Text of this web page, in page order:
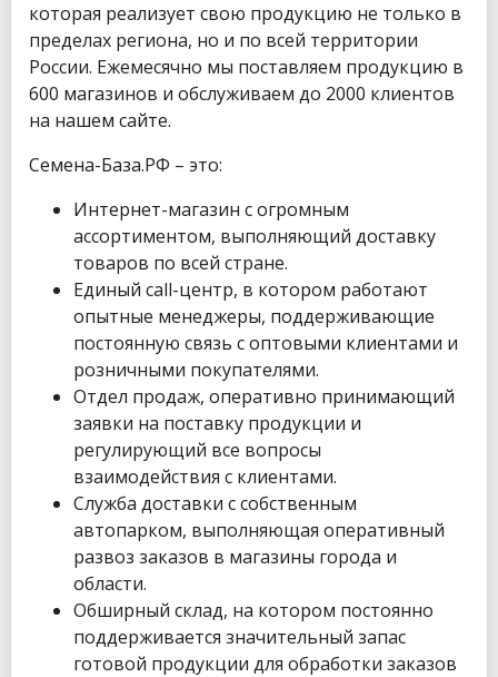
которая реализует свою продукцию не только в
пределах региона, но и по всей территории
России. Ежемесячно мы поставляем продукцию в
600 магазинов и обслуживаем до 2000 клиентов
на нашем сайте.
Семена-База.РФ – это:
Интернет-магазин с огромным
ассортиментом, выполняющий доставку
товаров по всей стране.
Единый call-центр, в котором работают
опытные менеджеры, поддерживающие
постоянную связь с оптовыми клиентами и
розничными покупателями.
Отдел продаж, оперативно принимающий
заявки на поставку продукции и
регулирующий все вопросы
взаимодействия с клиентами.
Служба доставки с собственным
автопарком, выполняющая оперативный
развоз заказов в магазины города и
области.
Обширный склад, на котором постоянно
поддерживается значительный запас
готовой продукции для обработки заказов